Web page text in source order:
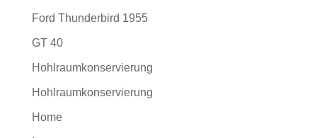
Ford Thunderbird 1955
GT 40
Hohlraumkonservierung
Hohlraumkonservierung
Home